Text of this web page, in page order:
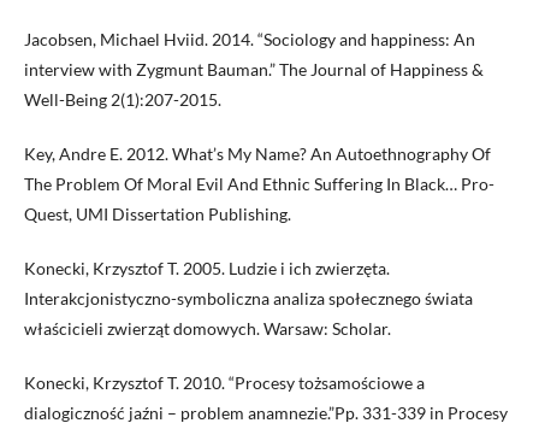
Jacobsen, Michael Hviid. 2014. “Sociology and happiness: An
interview with Zygmunt Bauman.” The Journal of Happiness &
Well-Being 2(1):207-2015.
Key, Andre E. 2012. What’s My Name? An Autoethnography Of
The Problem Of Moral Evil And Ethnic Suffering In Black… Pro-
Quest, UMI Dissertation Publishing.
Konecki, Krzysztof T. 2005. Ludzie i ich zwierzęta.
Interakcjonistyczno-symboliczna analiza społecznego świata
właścicieli zwierząt domowych. Warsaw: Scholar.
Konecki, Krzysztof T. 2010. “Procesy tożsamościowe a
dialogiczność jaźni – problem anamnezie.”Pp. 331-339 in Procesy